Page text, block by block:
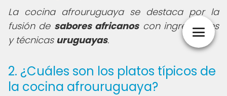
La cocina afrouruguaya se destaca por la
fusión de sabores africanoscon ingredientes
y técnicas uruguayas.
2. ¿Cuáles son los platos típicos de
la cocina afrouruguaya?